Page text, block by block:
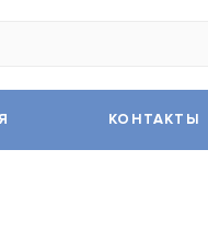
КОНТАКТЫ